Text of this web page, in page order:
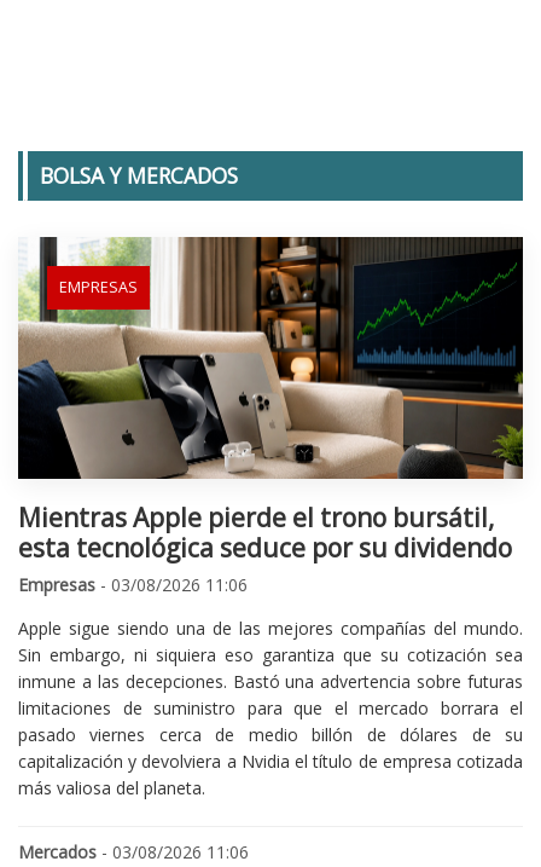
BOLSA Y MERCADOS
EMPRESAS
Mientras Apple pierde el trono bursátil,
esta tecnológica seduce por su dividendo
Empresas - 03/08/2026 11:06
Apple sigue siendo una de las mejores compañías del mundo.
Sin embargo, ni siquiera eso garantiza que su cotización sea
inmune a las decepciones. Bastó una advertencia sobre futuras
limitaciones de suministro para que el mercado borrara el
pasado viernes cerca de medio billón de dólares de su
capitalización y devolviera a Nvidia el título de empresa cotizada
más valiosa del planeta.
Mercados - 03/08/2026 11:06